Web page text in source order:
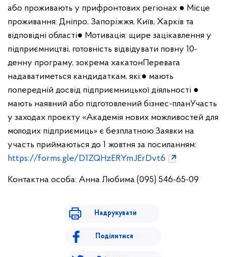
або проживають у прифронтових регіонах ● Місце
проживання: Дніпро, Запоріжжя, Київ, Харків та
відповідні області● Мотивація: щире зацікавлення у
підприємництві, готовність відвідувати повну 10-
денну програму, зокрема хакатонПеревага
надаватиметься кандидаткам, які:● мають
попередній досвід підприємницької діяльності ●
мають наявний або підготовлений бізнес-планУчасть
у заходах проєкту «Академія нових можливостей для
молодих підприємиць» є безплатною.Заявки на
участь приймаються до 1 жовтня за посиланням:
https://forms.gle/D1ZQHzERYmJErDvt6
Контактна особа: Анна Любима (095) 546-65-09
Надрукувати
Поділитися